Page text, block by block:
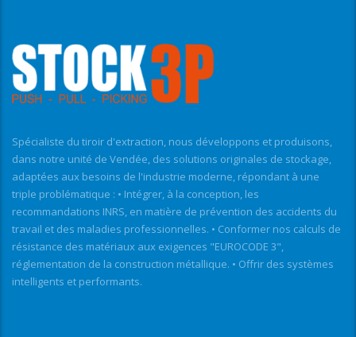
Spécialiste du tiroir d'extraction, nous développons et produisons,
dans notre unité de Vendée, des solutions originales de stockage,
adaptées aux besoins de l'industrie moderne, répondant à une
triple problématique : • Intégrer, à la conception, les
recommandations INRS, en matière de prévention des accidents du
travail et des maladies professionnelles. • Conformer nos calculs de
résistance des matériaux aux exigences "EUROCODE 3",
réglementation de la construction métallique. • Offrir des systèmes
intelligents et performants.